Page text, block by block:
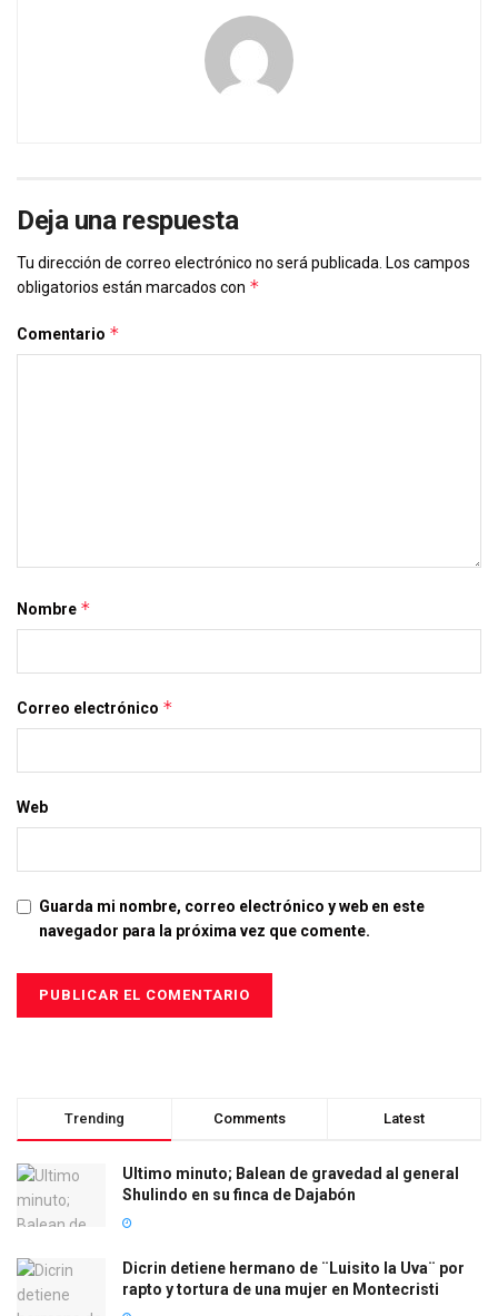
Deja una respuesta
Tu dirección de correo electrónico no será publicada. Los campos
obligatorios están marcados con *
Comentario *
Nombre *
Correo electrónico *
Web
Guarda mi nombre, correo electrónico y web en este
navegador para la próxima vez que comente.
Trending Comments Latest
Ultimo minuto; Balean de gravedad al general
Shulindo en su finca de Dajabón
Dicrin detiene hermano de ¨Luisito la Uva¨ por
rapto y tortura de una mujer en Montecristi